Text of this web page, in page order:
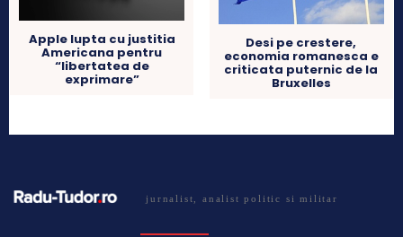
Apple lupta cu justitia
Americana pentru
“libertatea de
exprimare”
Desi pe crestere,
economia romanesca e
criticata puternic de la
Bruxelles
jurnalist, analist politic si militar